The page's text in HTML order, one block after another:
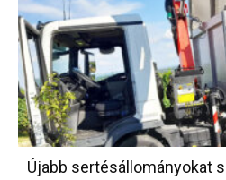
Újabb sertésállományokat